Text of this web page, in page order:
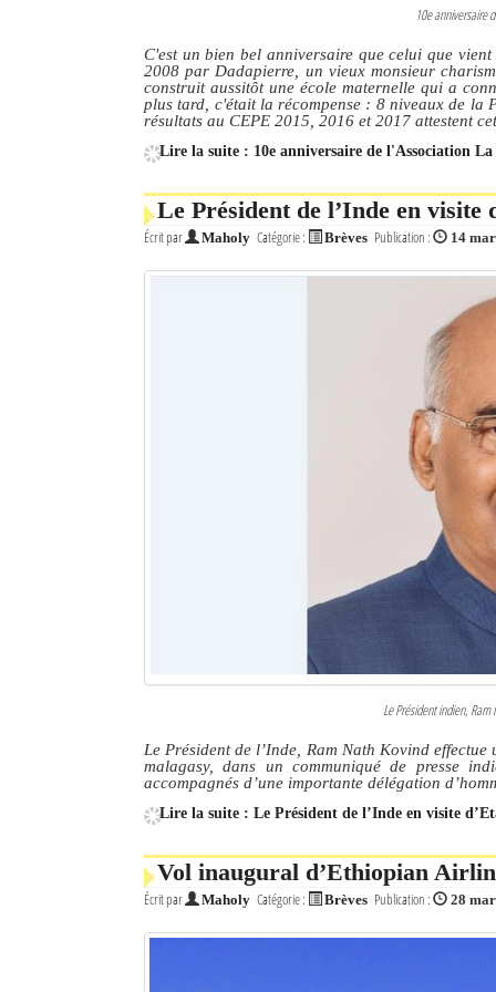
10e anniversaire
C'est un bien bel anniversaire que celui que
2008 par Dadapierre, un vieux monsieur
construit aussitôt une école maternelle qui a
plus tard, c'était la récompense : 8 niveaux de la
résultats au CEPE 2015, 2016 et 2017 attestent
Lire la suite : 10e anniversaire de l'Association
Le Président de l’Inde en visite
Écrit par Maholy Catégorie : Brèves Publication : 14
Le Président indien,
Le Président de l’Inde, Ram Nath Kovind
malagasy, dans un communiqué de presse
accompagnés d’une importante délégation
Lire la suite : Le Président de l’Inde en visite
Vol inaugural d’Ethiopian
Écrit par Maholy Catégorie : Brèves Publication : 28